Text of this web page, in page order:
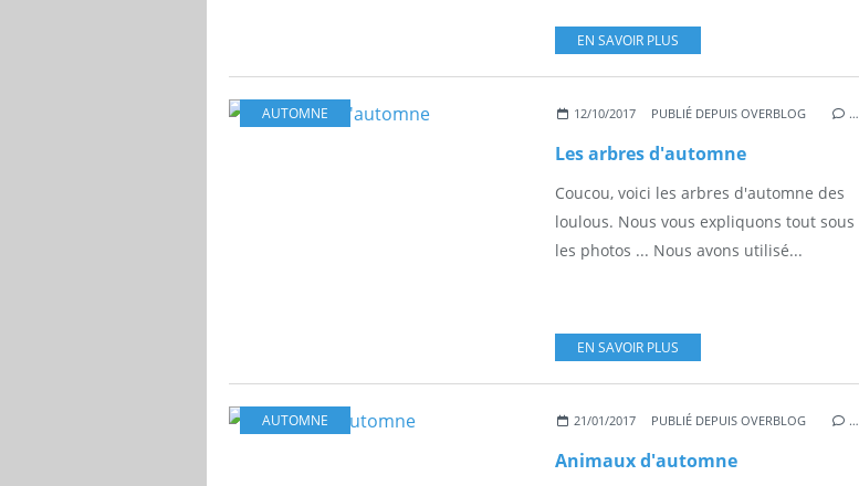
EN SAVOIR PLUS
AUTOMNE 12/10/2017 PUBLIÉ DEPUIS OVERBLOG …
Les arbres d'automne
Coucou, voici les arbres d'automne des
loulous. Nous vous expliquons tout sous
les photos ... Nous avons utilisé...
EN SAVOIR PLUS
AUTOMNE 21/01/2017 PUBLIÉ DEPUIS OVERBLOG …
Animaux d'automne